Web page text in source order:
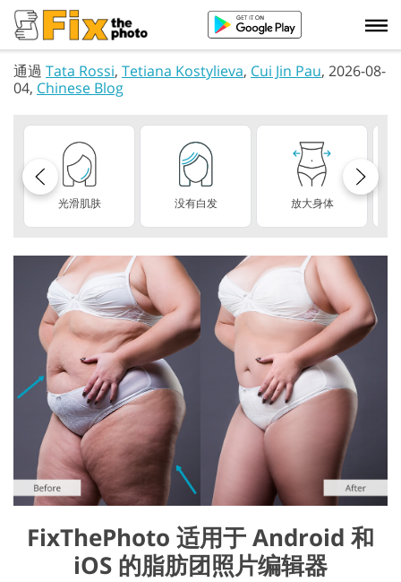
通過 Tata Rossi, Tetiana Kostylieva, Cui Jin Pau, 2026-08-
04, Chinese Blog
光滑肌肤 没有白发 放大身体
FixThePhoto 适用于 Android 和
iOS 的脂肪团照片编辑器